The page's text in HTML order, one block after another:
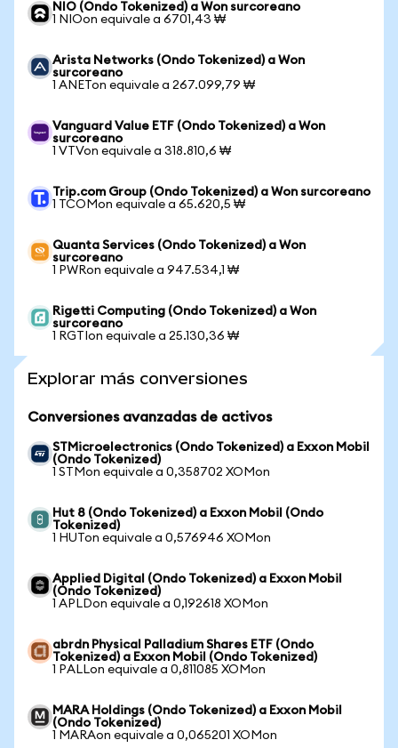
NIO (Ondo Tokenized) a Won surcoreano
1 NIOon equivale a 6701,43 ₩
Arista Networks (Ondo Tokenized) a Won
surcoreano
1 ANETon equivale a 267.099,79 ₩
Vanguard Value ETF (Ondo Tokenized) a Won
surcoreano
1 VTVon equivale a 318.810,6 ₩
Trip.com Group (Ondo Tokenized) a Won surcoreano
1 TCOMon equivale a 65.620,5 ₩
Quanta Services (Ondo Tokenized) a Won
surcoreano
1 PWRon equivale a 947.534,1 ₩
Rigetti Computing (Ondo Tokenized) a Won
surcoreano
1 RGTIon equivale a 25.130,36 ₩
Explorar más conversiones
Conversiones avanzadas de activos
STMicroelectronics (Ondo Tokenized) a Exxon Mobil
(Ondo Tokenized)
1 STMon equivale a 0,358702 XOMon
Hut 8 (Ondo Tokenized) a Exxon Mobil (Ondo
Tokenized)
1 HUTon equivale a 0,576946 XOMon
Applied Digital (Ondo Tokenized) a Exxon Mobil
(Ondo Tokenized)
1 APLDon equivale a 0,192618 XOMon
abrdn Physical Palladium Shares ETF (Ondo
Tokenized) a Exxon Mobil (Ondo Tokenized)
1 PALLon equivale a 0,811085 XOMon
MARA Holdings (Ondo Tokenized) a Exxon Mobil
(Ondo Tokenized)
1 MARAon equivale a 0,065201 XOMon